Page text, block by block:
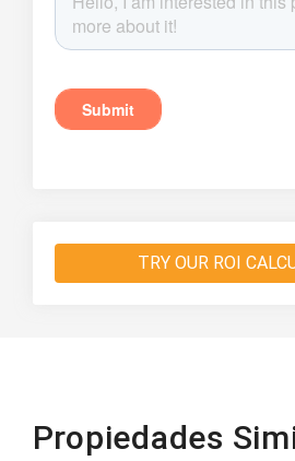
TRY OUR ROI
Propiedades